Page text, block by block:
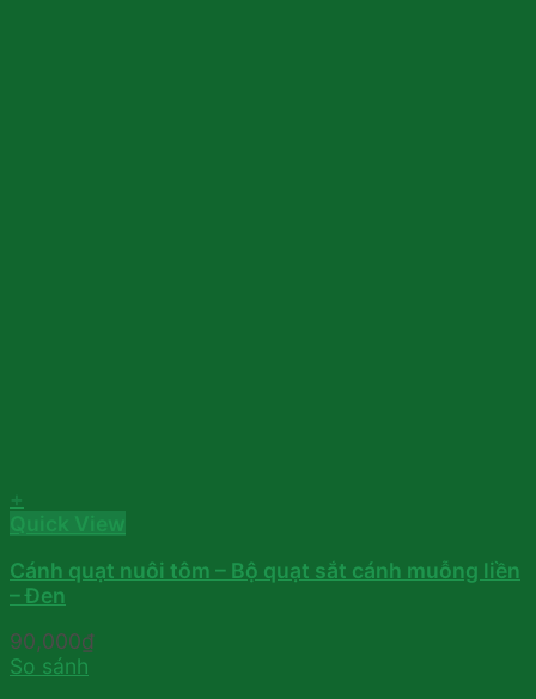
Cánh quạt nuôi tôm – Bộ quạt sắt cánh muỗng liền
– Đen
90,000₫
So sánh